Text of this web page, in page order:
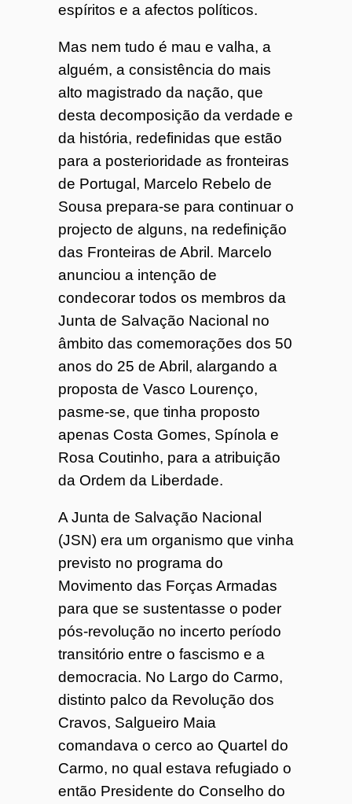
espíritos e a afectos políticos.
Mas nem tudo é mau e valha, a
alguém, a consistência do mais
alto magistrado da nação, que
desta decomposição da verdade e
da história, redefinidas que estão
para a posterioridade as fronteiras
de Portugal, Marcelo Rebelo de
Sousa prepara-se para continuar o
projecto de alguns, na redefinição
das Fronteiras de Abril. Marcelo
anunciou a intenção de
condecorar todos os membros da
Junta de Salvação Nacional no
âmbito das comemorações dos 50
anos do 25 de Abril, alargando a
proposta de Vasco Lourenço,
pasme-se, que tinha proposto
apenas Costa Gomes, Spínola e
Rosa Coutinho, para a atribuição
da Ordem da Liberdade.
A Junta de Salvação Nacional
(JSN) era um organismo que vinha
previsto no programa do
Movimento das Forças Armadas
para que se sustentasse o poder
pós-revolução no incerto período
transitório entre o fascismo e a
democracia. No Largo do Carmo,
distinto palco da Revolução dos
Cravos, Salgueiro Maia
comandava o cerco ao Quartel do
Carmo, no qual estava refugiado o
então Presidente do Conselho do